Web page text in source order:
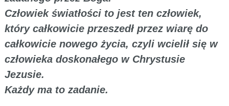
Człowiek światłości to jest ten człowiek,
który całkowicie przeszedł przez wiarę do
całkowicie nowego życia, czyli wcielił się w
człowieka doskonałego w Chrystusie
Jezusie.
Każdy ma to zadanie.